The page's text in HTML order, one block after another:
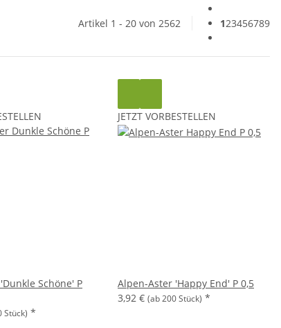
Artikel 1 - 20 von 2562 123456789
Schöne' P
Stück) *
JETZT VORBESTELLEN
Alpen-Aster 'Happy End' P 0,5
3,92 € (ab 200 Stück) *